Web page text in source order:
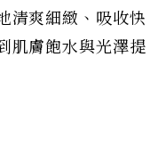
清爽細緻、吸收快
肌膚飽水與光澤提